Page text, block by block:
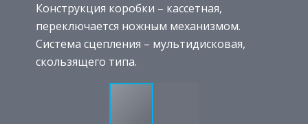
Конструкция коробки – кассетная,
переключается ножным механизмом.
Система сцепления – мультидисковая,
скользящего типа.